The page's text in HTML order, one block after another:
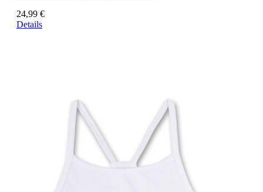
24,99 €
Details